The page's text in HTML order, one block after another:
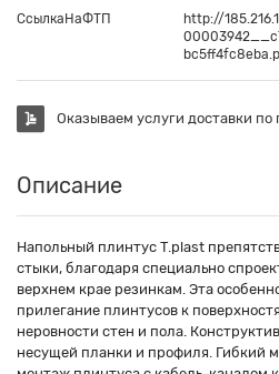
СсылкаНаФТП
http://
Оказываем услуги доставки по
Описание
Напольный плинтус T.plast
стыки, благодаря специально
верхнем крае резинкам. Эта
прилегание плинтусов к
неровности стен и пола.
несущей планки и профиля. Гибкий